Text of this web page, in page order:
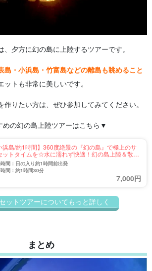
夕方に幻の島に上陸するツアーです。
島・小浜島・竹富島などの離島も眺めること
ットも非常に美しいです。
りたい方は、ぜひ参加してみてください。
の幻の島上陸ツアーはこちら▼
浜島/約1時間】360度絶景の『幻の島』で極上のサ
ットタイムを☆水に濡れず快適！幻の島上陸＆散策
ージングツアー＜年齢制限なし＆手ぶら参加OK＞
）
間：日の入り約1時間前出発
間：約1時間30分
7,000円
ットツアーについてもっと詳しく
まとめ